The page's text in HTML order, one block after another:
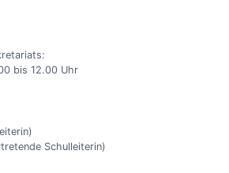
bis 12.00 Uhr
Schulleiterin)